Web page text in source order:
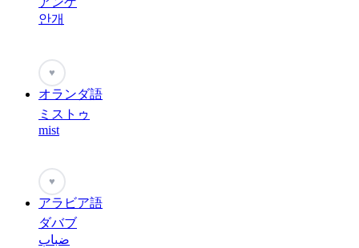
안개
♥
オランダ語
ミストゥ
mist
♥
アラビア語
ダバブ
ضباب